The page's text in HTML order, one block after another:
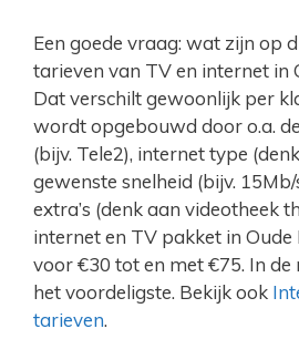
Een goede vraag: wat zijn op
tarieven van TV en internet in
Dat verschilt gewoonlijk per
wordt opgebouwd door o.a.
(bijv. Tele2), internet type
gewenste snelheid (bijv. 15Mb/
extra’s (denk aan videotheek
internet en TV pakket in Oude
voor €30 tot en met €75. In de
het voordeligste. Bekijk ook
tarieven.